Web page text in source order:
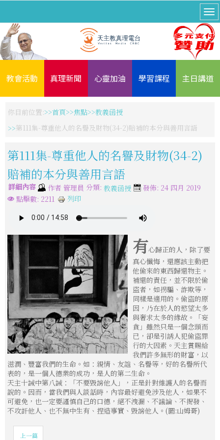
教會活動 真理新聞 心靈加油 學習課程 主日講道
你目前位置: 首頁 焦點
教義函授
第111集-尊重他人的名譽及財物(34-2)賠補的本分與善用言語
第111集-尊重他人的名譽及財物(34-2)
賠補的本分與善用言語
詳細內容 作者 管理員 分類: 教義函授
發佈: 24 四月 2019
點擊數: 2211
列印
有心歸正的人，除了要
真心懺悔，還應該主動把
他偷來的東西歸還物主。
補還的責任，並不限於偷
盜者，如拐騙、詐欺等，
同樣是適用的。偷盜的原
因，乃在於人的慾望太多
與奢求太多的緣故。「妄
貪」雖然只是一個念頭而
已，卻是引誘人犯偷盜罪
行的大因素。天主賞賜給
我們許多無形的財富，以
滋潤、豐富我們的生命。如：親情、友誼、名譽等，好的名譽所代
表的，是一個人德業的成功，是人的第二生命。
天主十誡中第八誡：「不要毀謗他人」，正是針對維護人的名譽而
說的。因而，當我們與人談話時，內容最好避免涉及他人，如果不
可避免，也一定要謹慎自己的口德，絕不洩漏、不議論、不揭發、
不攻訐他人、也不無中生有、捏造事實、毀謗他人。(圖:山姆哥)
上一篇